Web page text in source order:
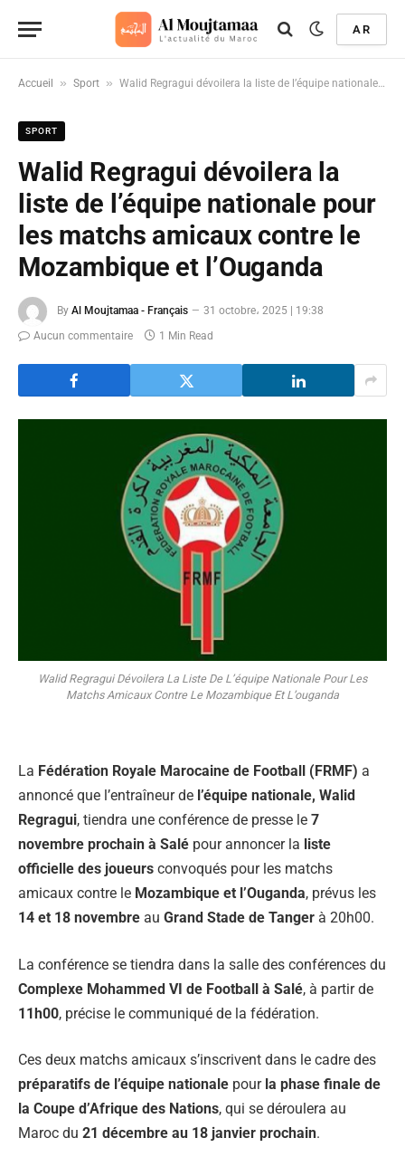
AR
Accueil » Sport » Walid Regragui dévoilera la liste de l’équipe nationale pour les matchs amicaux contre le Mozambique et l’Ouganda
SPORT
Walid Regragui dévoilera la
liste de l’équipe nationale pour
les matchs amicaux contre le
Mozambique et l’Ouganda
By Al Moujtamaa - Français
31 octobre، 2025 | 19:38
Aucun commentaire
1 Min Read
Walid Regragui Dévoilera La Liste De L’équipe Nationale Pour Les
Matchs Amicaux Contre Le Mozambique Et L’ouganda
La Fédération Royale Marocaine de Football (FRMF) a
annoncé que l’entraîneur de l’équipe nationale, Walid
Regragui, tiendra une conférence de presse le 7
novembre prochain à Salé pour annoncer la liste
officielle des joueurs convoqués pour les matchs
amicaux contre le Mozambique et l’Ouganda, prévus les
14 et 18 novembre au Grand Stade de Tanger à 20h00.
La conférence se tiendra dans la salle des conférences du
Complexe Mohammed VI de Football à Salé, à partir de
11h00, précise le communiqué de la fédération.
Ces deux matchs amicaux s’inscrivent dans le cadre des
préparatifs de l’équipe nationale pour la phase finale de
la Coupe d’Afrique des Nations, qui se déroulera au
Maroc du 21 décembre au 18 janvier prochain.